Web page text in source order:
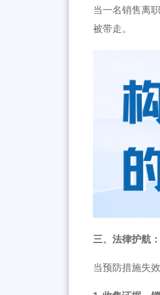
当一名销售离
被带走。
三、法律护航
当预防措施失